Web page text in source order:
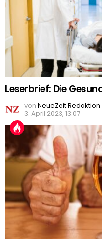
Leserbrief: Die
von NeueZeit Redaktion
3. April 2023, 13:07